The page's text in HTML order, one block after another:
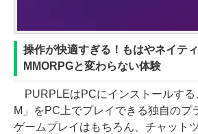
操作が快適すぎる！もはやネイテ
MMORPGと変わらない体験
PURPLEはPCにインストールする
M」をPC上でプレイできる独自のプ
ゲームプレイはもちろん、チャット